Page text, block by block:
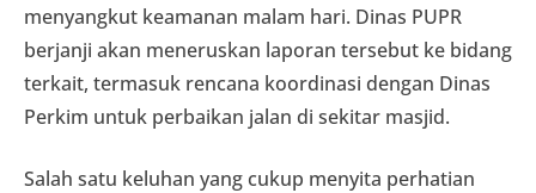
menyangkut keamanan malam hari. Dinas PUPR
berjanji akan meneruskan laporan tersebut ke bidang
terkait, termasuk rencana koordinasi dengan Dinas
Perkim untuk perbaikan jalan di sekitar masjid.
Salah satu keluhan yang cukup menyita perhatian